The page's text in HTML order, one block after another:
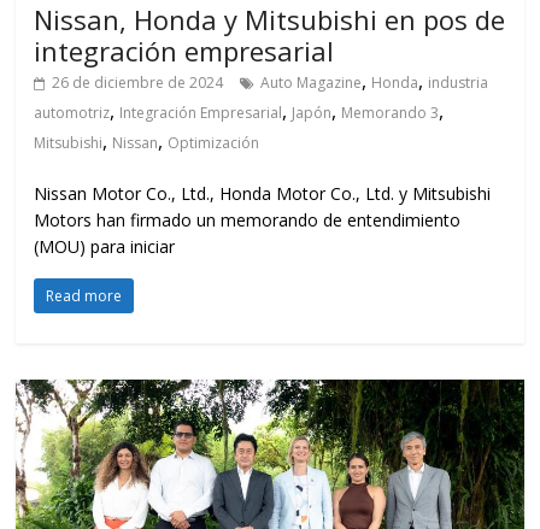
Nissan, Honda y Mitsubishi en pos de
integración empresarial
26 de diciembre de 2024 Auto Magazine, Honda, industria
automotriz, Integración Empresarial, Japón, Memorando 3,
Mitsubishi, Nissan, Optimización
Nissan Motor Co., Ltd., Honda Motor Co., Ltd. y Mitsubishi
Motors han firmado un memorando de entendimiento
(MOU) para iniciar
Read more